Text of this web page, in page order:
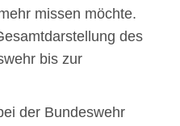
missen möchte.
des
bis zur
der Bundeswehr